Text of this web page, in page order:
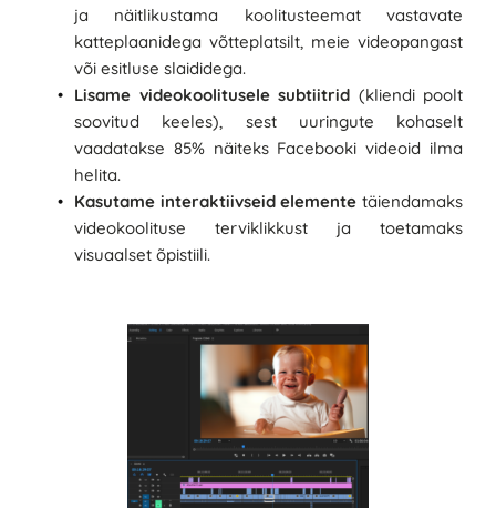
ja näitlikustama koolitusteemat vastavate
katteplaanidega võtteplatsilt, meie videopangast
või esitluse slaididega.
Lisame videokoolitusele subtiitrid (kliendi poolt
soovitud keeles), sest uuringute kohaselt
vaadatakse 85% näiteks Facebooki videoid ilma
helita.
Kasutame interaktiivseid elemente täiendamaks
videokoolituse terviklikkust ja toetamaks
visuaalset õpistiili.